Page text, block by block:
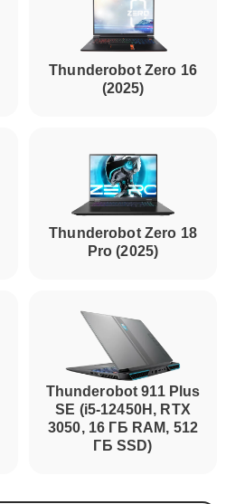
Thunderobot Zero 16
(2025)
Thunderobot Zero 18
Pro (2025)
Thunderobot 911 Plus
SE (i5-12450H, RTX
3050, 16 ГБ RAM, 512
ГБ SSD)